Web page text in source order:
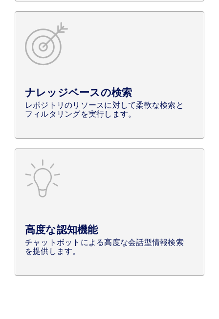
ナレッジベースの検索
レポジトリのリソースに対して柔軟な検索と
フィルタリングを実行します。
高度な認知機能
チャットボットによる高度な会話型情報検索
を提供します。